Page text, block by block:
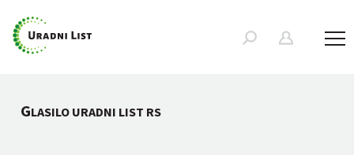
GLASILO URADNI LIST RS